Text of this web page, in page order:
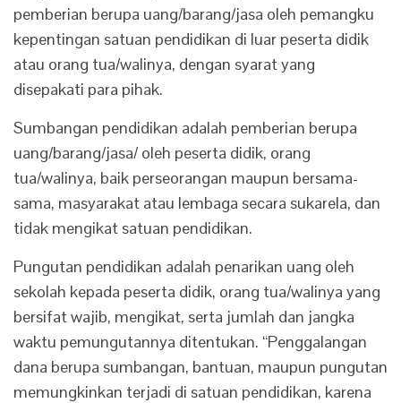
pemberian berupa uang/barang/jasa oleh pemangku
kepentingan satuan pendidikan di luar peserta didik
atau orang tua/walinya, dengan syarat yang
disepakati para pihak.
Sumbangan pendidikan adalah pemberian berupa
uang/barang/jasa/ oleh peserta didik, orang
tua/walinya, baik perseorangan maupun bersama-
sama, masyarakat atau lembaga secara sukarela, dan
tidak mengikat satuan pendidikan.
Pungutan pendidikan adalah penarikan uang oleh
sekolah kepada peserta didik, orang tua/walinya yang
bersifat wajib, mengikat, serta jumlah dan jangka
waktu pemungutannya ditentukan. “Penggalangan
dana berupa sumbangan, bantuan, maupun pungutan
memungkinkan terjadi di satuan pendidikan, karena